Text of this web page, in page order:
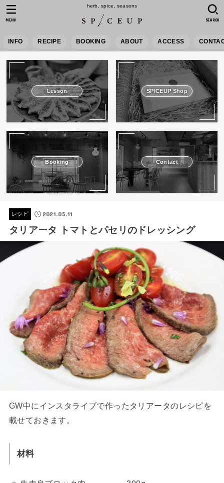
herb, spice, seasons
INFO RECIPE BOOKING ABOUT ACCESS
SEARCH
MENU
Lesson SPICEUP Shop
Booking Contact
レシピ 2021.05.11
タリアータ トマトとパセリのドレッシング
GW中にインスタライブで作ったタリアータのレシピを
載せておきます。
材料